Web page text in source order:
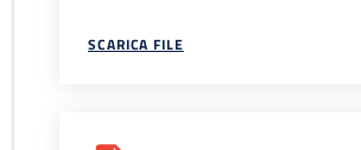
SCARICA FILE